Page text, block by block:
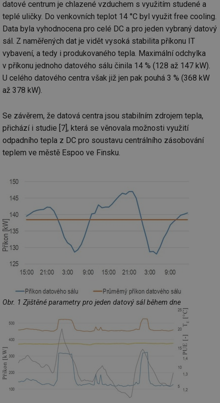
datové centrum je chlazené vzduchem s využitím studené a
teplé uličky. Do venkovních teplot 14 °C byl využit free cooling.
Data byla vyhodnocena pro celé DC a pro jeden vybraný datový
sál. Z naměřených dat je vidět vysoká stabilita příkonu IT
vybavení, a tedy i produkovaného tepla. Maximální odchylka
v příkonu jednoho datového sálu činila 14 % (128 až 147 kW).
U celého datového centra však již jen pak pouhá 3 % (368 kW
až 378 kW).
Se závěrem, že datová centra jsou stabilním zdrojem tepla,
přichází i studie [7], která se věnovala možnosti využití
odpadního tepla z DC pro soustavu centrálního zásobování
teplem ve městě Espoo ve Finsku.
Obr. 1 Zjištěné parametry pro jeden datový sál během dne